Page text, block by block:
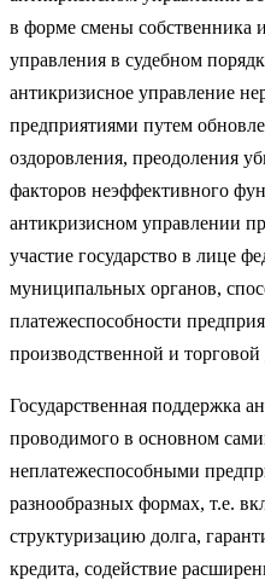
в форме смены соб­ственника
управления в судебном
антикризисное управление
предприятиями путем
оздоровле­ния, преодоления
факторов неэффективного
антикризисном управлении
участие государство в лице
муниципальных органов,
платежеспособности
производственной и торговой
Государственная поддержка
проводимого в основном
неплатежеспособными
разнообразных формах, т.е.
структуризацию долга,
кредита, содействие